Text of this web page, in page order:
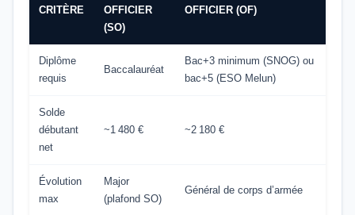
CRITÈRE
OFFICIER
(SO)
OFFICIER (OF)
Diplôme
requis
Baccalauréat
Bac+3 minimum (SNOG) ou
bac+5 (ESO Melun)
Solde
débutant
net
~1 480 € ~2 180 €
Évolution
max
Major
(plafond SO)
Général de corps d’armée